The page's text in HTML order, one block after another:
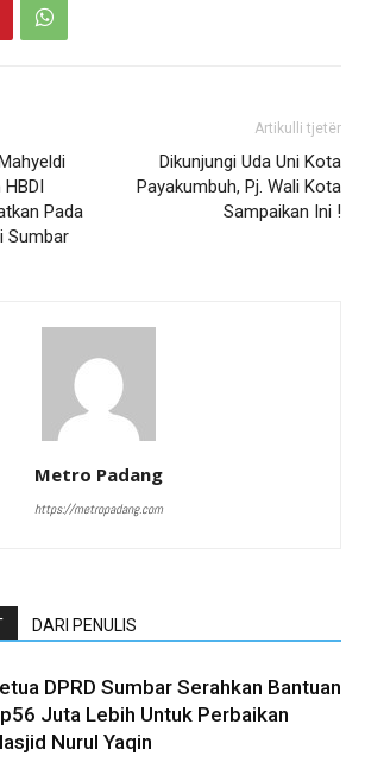
Pada
Sumbar
Artikulli tjetër
Dikunjungi Uda Uni Kota
Payakumbuh, Pj. Wali Kota
Sampaikan Ini !
Metro Padang
https://metropadang.com
DARI PENULIS
DPRD Sumbar Serahkan Bantuan
Juta Lebih Untuk Perbaikan
Nurul Yaqin